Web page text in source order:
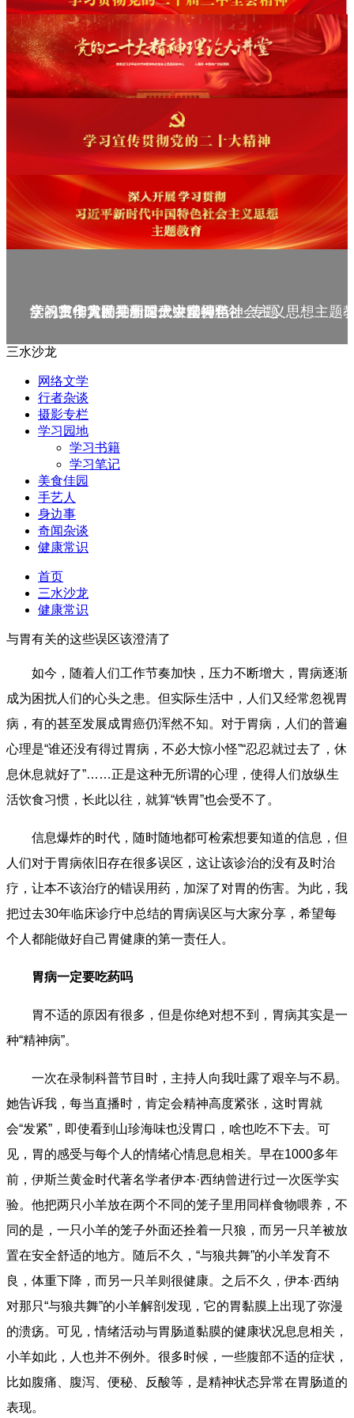
庆祝中华人民共和国成立75周年
学习贯彻党的二十届三中全会精神_专题
党的二十大精神理论大讲堂--理论
学习宣传贯彻党的二十大精神
学习贯彻习近平新时代中国特色社会主义思想主题
三水沙龙
网络文学
行者杂谈
摄影专栏
学习园地
学习书籍
学习笔记
美食佳园
手艺人
身边事
奇闻杂谈
健康常识
首页
三水沙龙
健康常识
与胃有关的这些误区该澄清了
如今，随着人们工作节奏加快，压力不断增大，胃病逐渐
成为困扰人们的心头之患。但实际生活中，人们又经常忽视胃
病，有的甚至发展成胃癌仍浑然不知。对于胃病，人们的普遍
心理是“谁还没有得过胃病，不必大惊小怪”“忍忍就过去了，休
息休息就好了”……正是这种无所谓的心理，使得人们放纵生
活饮食习惯，长此以往，就算“铁胃”也会受不了。
信息爆炸的时代，随时随地都可检索想要知道的信息，但
人们对于胃病依旧存在很多误区，这让该诊治的没有及时治
疗，让本不该治疗的错误用药，加深了对胃的伤害。为此，我
把过去30年临床诊疗中总结的胃病误区与大家分享，希望每
个人都能做好自己胃健康的第一责任人。
胃病一定要吃药吗
胃不适的原因有很多，但是你绝对想不到，胃病其实是一
种“精神病”。
一次在录制科普节目时，主持人向我吐露了艰辛与不易。
她告诉我，每当直播时，肯定会精神高度紧张，这时胃就
会“发紧”，即使看到山珍海味也没胃口，啥也吃不下去。可
见，胃的感受与每个人的情绪心情息息相关。早在1000多年
前，伊斯兰黄金时代著名学者伊本·西纳曾进行过一次医学实
验。他把两只小羊放在两个不同的笼子里用同样食物喂养，不
同的是，一只小羊的笼子外面还拴着一只狼，而另一只羊被放
置在安全舒适的地方。随后不久，“与狼共舞”的小羊发育不
良，体重下降，而另一只羊则很健康。之后不久，伊本·西纳
对那只“与狼共舞”的小羊解剖发现，它的胃黏膜上出现了弥漫
的溃疡。可见，情绪活动与胃肠道黏膜的健康状况息息相关，
小羊如此，人也并不例外。很多时候，一些腹部不适的症状，
比如腹痛、腹泻、便秘、反酸等，是精神状态异常在胃肠道的
表现。